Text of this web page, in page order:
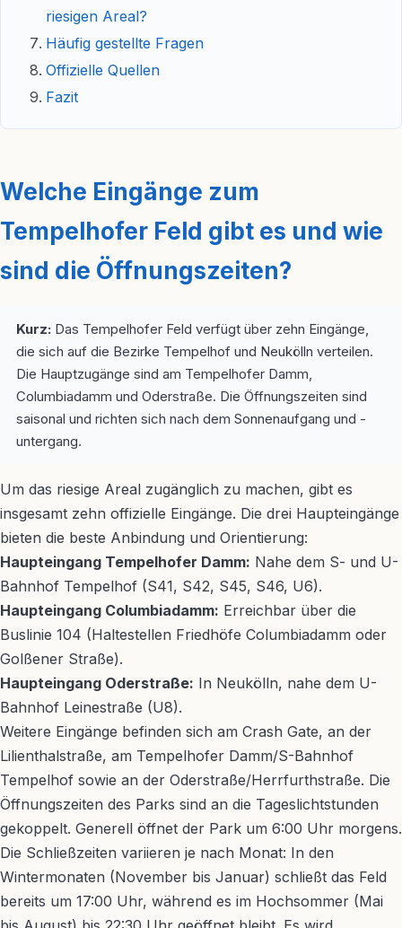
riesigen Areal?
Häufig gestellte Fragen
Offizielle Quellen
Fazit
Welche Eingänge zum
Tempelhofer Feld gibt es und wie
sind die Öffnungszeiten?
Kurz: Das Tempelhofer Feld verfügt über zehn Eingänge,
die sich auf die Bezirke Tempelhof und Neukölln verteilen.
Die Hauptzugänge sind am Tempelhofer Damm,
Columbiadamm und Oderstraße. Die Öffnungszeiten sind
saisonal und richten sich nach dem Sonnenaufgang und -
untergang.
Um das riesige Areal zugänglich zu machen, gibt es
insgesamt zehn offizielle Eingänge. Die drei Haupteingänge
bieten die beste Anbindung und Orientierung:
Haupteingang Tempelhofer Damm: Nahe dem S- und U-
Bahnhof Tempelhof (S41, S42, S45, S46, U6).
Haupteingang Columbiadamm: Erreichbar über die
Buslinie 104 (Haltestellen Friedhöfe Columbiadamm oder
Golßener Straße).
Haupteingang Oderstraße: In Neukölln, nahe dem U-
Bahnhof Leinestraße (U8).
Weitere Eingänge befinden sich am Crash Gate, an der
Lilienthalstraße, am Tempelhofer Damm/S-Bahnhof
Tempelhof sowie an der Oderstraße/Herrfurthstraße. Die
Öffnungszeiten des Parks sind an die Tageslichtstunden
gekoppelt. Generell öffnet der Park um 6:00 Uhr morgens.
Die Schließzeiten variieren je nach Monat: In den
Wintermonaten (November bis Januar) schließt das Feld
bereits um 17:00 Uhr, während es im Hochsommer (Mai